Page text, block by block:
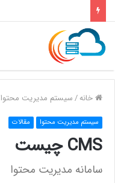
خانه/سیستم مدیریت محتوا
سیستم مدیریت محتوا مقالات
CMS چیست
سامانه مدیریت محتوا